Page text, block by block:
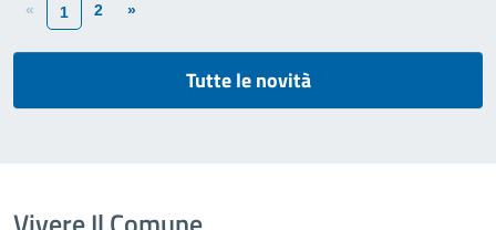
« 1 2 »
Tutte le novità